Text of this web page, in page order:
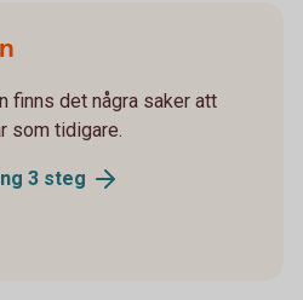
finns det några saker att
som tidigare.
3 steg